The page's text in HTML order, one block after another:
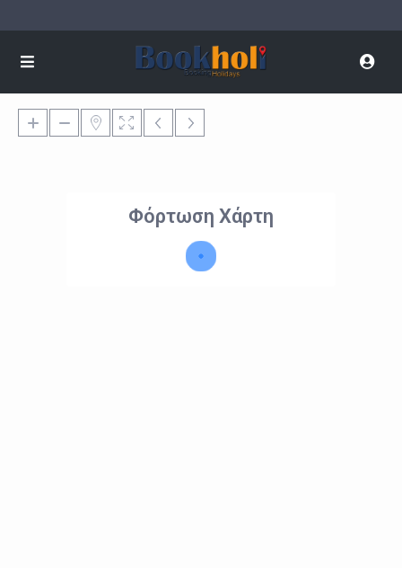
Φόρτωση Χάρτη